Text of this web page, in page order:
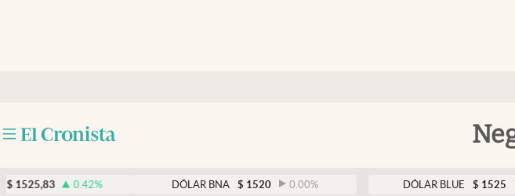
0.42% DÓLAR BNA $ 1520 0.00% DÓLAR BLUE $ 1525 -0.33 %